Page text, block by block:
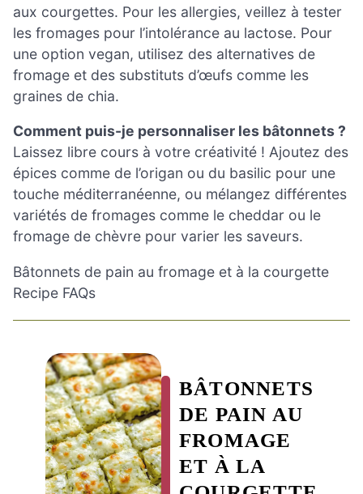
aux courgettes. Pour les allergies, veillez à tester
les fromages pour l’intolérance au lactose. Pour
une option vegan, utilisez des alternatives de
fromage et des substituts d’œufs comme les
graines de chia.
Comment puis-je personnaliser les bâtonnets ?
Laissez libre cours à votre créativité ! Ajoutez des
épices comme de l’origan ou du basilic pour une
touche méditerranéenne, ou mélangez différentes
variétés de fromages comme le cheddar ou le
fromage de chèvre pour varier les saveurs.
Bâtonnets de pain au fromage et à la courgette
Recipe FAQs
BÂTONNETS
DE PAIN AU
FROMAGE
ET À LA